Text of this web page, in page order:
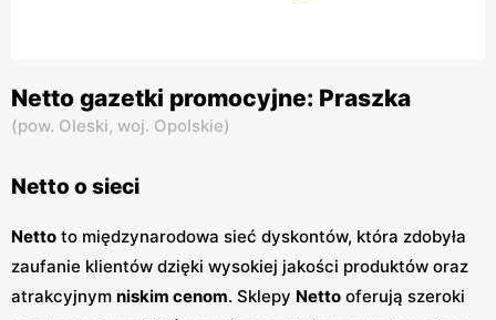
Netto gazetki promocyjne: Praszka
(pow. Oleski, woj. Opolskie)
Netto o sieci
Netto to międzynarodowa sieć dyskontów, która zdobyła
zaufanie klientów dzięki wysokiej jakości produktów oraz
atrakcyjnym niskim cenom. Sklepy Netto oferują szeroki